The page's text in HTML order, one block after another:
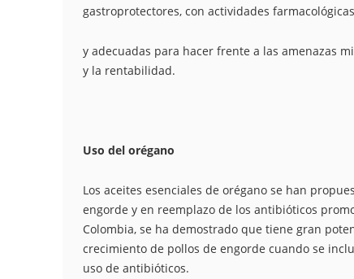
gastroprotectores, con actividades
y adecuadas para hacer frente a las amenazas
y la rentabilidad.
Uso del orégano
Los aceites esenciales de orégano se han
engorde y en reemplazo de los antibióticos
Colombia, se ha demostrado que tiene gran
crecimiento de pollos de engorde cuando se
uso de antibióticos.